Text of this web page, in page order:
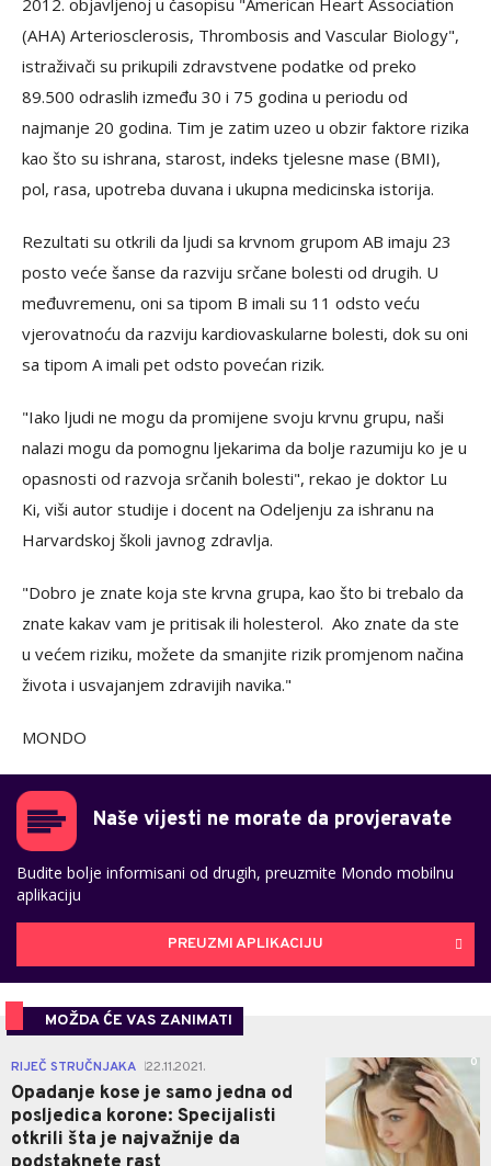
(AHA) Arteriosclerosis, Thrombosis and Vascular Biology",
istraživači su prikupili zdravstvene podatke od preko
89.500 odraslih između 30 i 75 godina u periodu od
najmanje 20 godina. Tim je zatim uzeo u obzir faktore rizika
kao što su ishrana, starost, indeks tjelesne mase (BMI),
pol, rasa, upotreba duvana i ukupna medicinska istorija.
Rezultati su otkrili da ljudi sa krvnom grupom AB imaju 23
posto veće šanse da razviju srčane bolesti od drugih. U
međuvremenu, oni sa tipom B imali su 11 odsto veću
vjerovatnoću da razviju kardiovaskularne bolesti, dok su oni
sa tipom A imali pet odsto povećan rizik.
"Iako ljudi ne mogu da promijene svoju krvnu grupu, naši
nalazi mogu da pomognu ljekarima da bolje razumiju ko je u
opasnosti od razvoja srčanih bolesti", rekao je doktor Lu
Ki, viši autor studije i docent na Odeljenju za ishranu na
Harvardskoj školi javnog zdravlja.
"Dobro je znate koja ste krvna grupa, kao što bi trebalo da
znate kakav vam je pritisak ili holesterol. Ako znate da ste
u većem riziku, možete da smanjite rizik promjenom načina
života i usvajanjem zdravijih navika."
MONDO
Naše vijesti ne morate da provjeravate
Budite bolje informisani od drugih, preuzmite Mondo mobilnu
aplikaciju
PREUZMI APLIKACIJU
MOŽDA ĆE VAS ZANIMATI
RIJEČ STRUČNJAKA 22.11.2021.
Opadanje kose je samo jedna od
posljedica korone: Specijalisti
otkrili šta je najvažnije da
0